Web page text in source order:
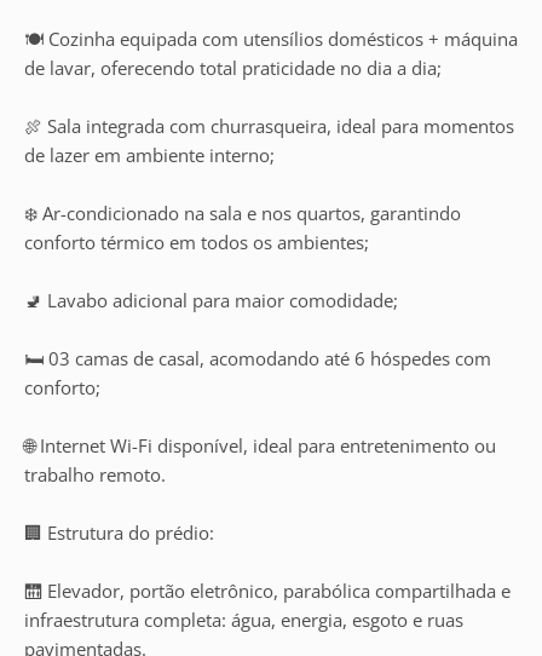
🍽️ Cozinha equipada com utensílios domésticos + máquina
de lavar, oferecendo total praticidade no dia a dia;
🍖 Sala integrada com churrasqueira, ideal para momentos
de lazer em ambiente interno;
❄️ Ar-condicionado na sala e nos quartos, garantindo
conforto térmico em todos os ambientes;
🚽 Lavabo adicional para maior comodidade;
🛏️ 03 camas de casal, acomodando até 6 hóspedes com
conforto;
🌐 Internet Wi-Fi disponível, ideal para entretenimento ou
trabalho remoto.
🏢 Estrutura do prédio:
🛗 Elevador, portão eletrônico, parabólica compartilhada e
infraestrutura completa: água, energia, esgoto e ruas
pavimentadas.